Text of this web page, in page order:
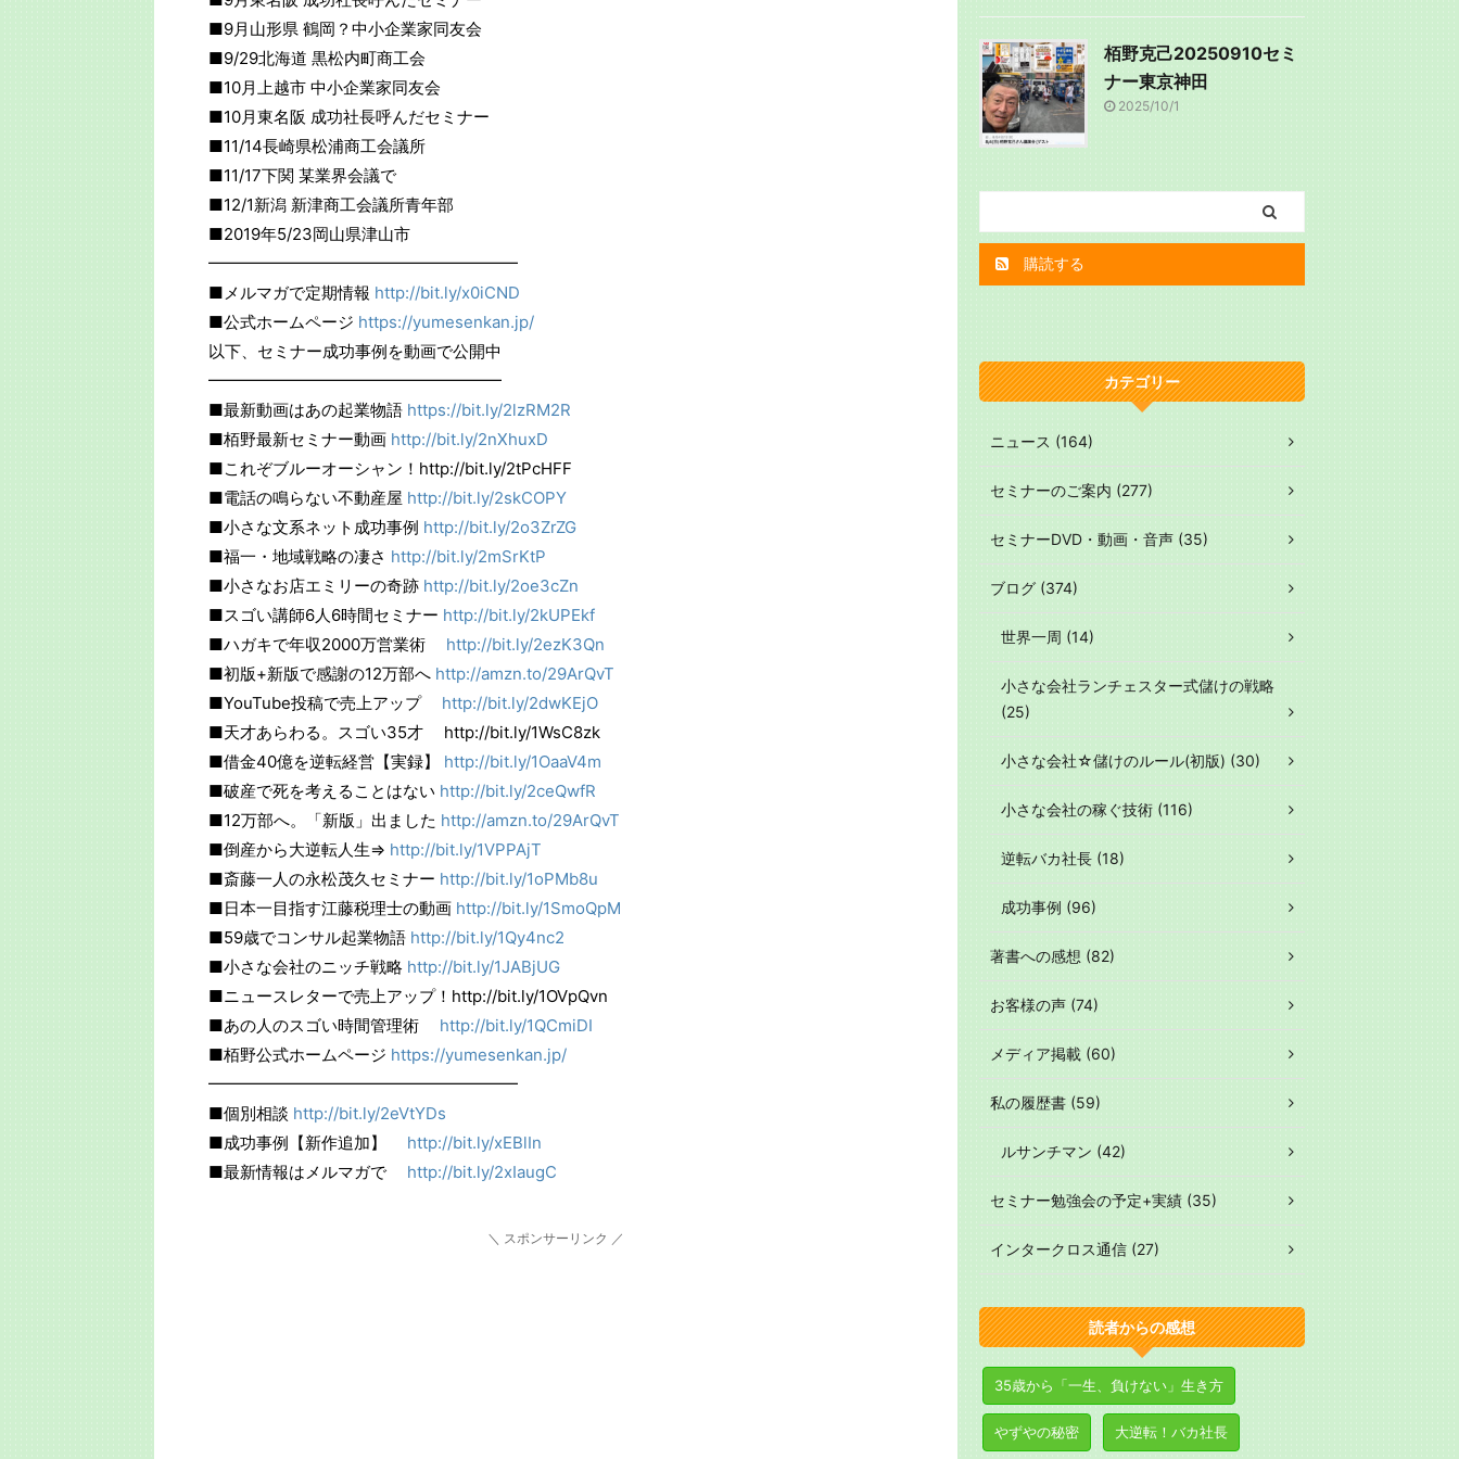
■9月山形県 鶴岡？中小企業家同友会
■9/29北海道 黒松内町商工会
■10月上越市 中小企業家同友会
■10月東名阪 成功社長呼んだセミナー
■11/14長崎県松浦商工会議所
■11/17下関 某業界会議で
■12/1新潟 新津商工会議所青年部
■2019年5/23岡山県津山市
━━━━━━━━━━━━━━━━━━━
■メルマガで定期情報 http://bit.ly/x0iCND
■公式ホームページ https://yumesenkan.jp/
以下、セミナー成功事例を動画で公開中
━━━━━━━━━━━━━━━━━━
■最新動画はあの起業物語 https://bit.ly/2lzRM2R
■栢野最新セミナー動画 http://bit.ly/2nXhuxD
■これぞブルーオーシャン！http://bit.ly/2tPcHFF
■電話の鳴らない不動産屋 http://bit.ly/2skCOPY
■小さな文系ネット成功事例 http://bit.ly/2o3ZrZG
■福一・地域戦略の凄さ http://bit.ly/2mSrKtP
■小さなお店エミリーの奇跡 http://bit.ly/2oe3cZn
■スゴい講師6人6時間セミナー http://bit.ly/2kUPEkf
■ハガキで年収2000万営業術 http://bit.ly/2ezK3Qn
■初版+新版で感謝の12万部へ http://amzn.to/29ArQvT
■YouTube投稿で売上アップ http://bit.ly/2dwKEjO
■天才あらわる。スゴい35才 http://bit.ly/1WsC8zk
■借金40億を逆転経営【実録】 http://bit.ly/1OaaV4m
■破産で死を考えることはない http://bit.ly/2ceQwfR
■12万部へ。「新版」出ました http://amzn.to/29ArQvT
■倒産から大逆転人生⇒ http://bit.ly/1VPPAjT
■斎藤一人の永松茂久セミナー http://bit.ly/1oPMb8u
■日本一目指す江藤税理士の動画 http://bit.ly/1SmoQpM
■59歳でコンサル起業物語 http://bit.ly/1Qy4nc2
■小さな会社のニッチ戦略 http://bit.ly/1JABjUG
■ニュースレターで売上アップ！http://bit.ly/1OVpQvn
■あの人のスゴい時間管理術 http://bit.ly/1QCmiDI
■栢野公式ホームページ https://yumesenkan.jp/
━━━━━━━━━━━━━━━━━━━
■個別相談 http://bit.ly/2eVtYDs
■成功事例【新作追加】 http://bit.ly/xEBlIn
■最新情報はメルマガで http://bit.ly/2xIaugC
＼ スポンサーリンク ／
栢野克己20250910セミ
ナー東京神田
2025/10/1
購読する
カテゴリー
ニュース (164)
セミナーのご案内 (277)
セミナーDVD・動画・音声 (35)
ブログ (374)
世界一周 (14)
小さな会社ランチェスター式儲けの戦略
(25)
小さな会社☆儲けのルール(初版) (30)
小さな会社の稼ぐ技術 (116)
逆転バカ社長 (18)
成功事例 (96)
著書への感想 (82)
お客様の声 (74)
メディア掲載 (60)
私の履歴書 (59)
ルサンチマン (42)
セミナー勉強会の予定+実績 (35)
インタークロス通信 (27)
読者からの感想
35歳から「一生、負けない」生き方
やずやの秘密 大逆転！バカ社長